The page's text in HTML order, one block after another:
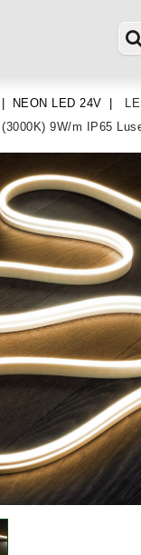
NEON LED 24V
9W/m IP65